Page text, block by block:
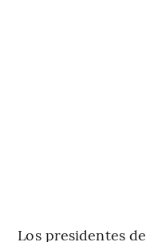
Los presidentes